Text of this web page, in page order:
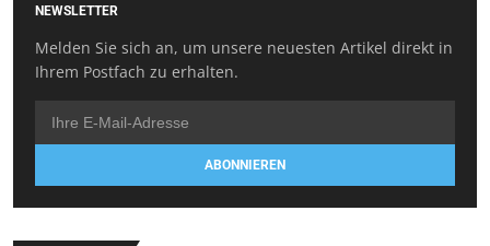
NEWSLETTER
Melden Sie sich an, um unsere neuesten Artikel direkt in
Ihrem Postfach zu erhalten.
ABONNIEREN